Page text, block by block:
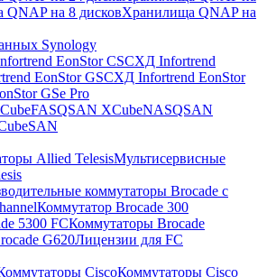
на 8 дисковХранилища QNAP на
Synology
EonStor CSСХД Infortrend
EonStor GSСХД Infortrend EonStor
GSe Pro
QSAN XCubeNASQSAN
Allied TelesisМультисервисные
коммутаторы Brocade с
Коммутатор Brocade 300
5300 FCКоммутаторы Brocade
G620Лицензии для FC
CiscoКоммутаторы Cisco